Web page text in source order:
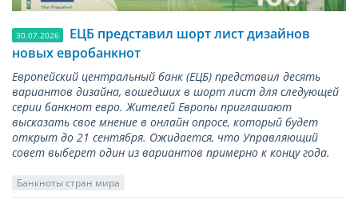
30.07.2026
ЕЦБ представил шорт лист дизайнов
новых евробанкнот
Европейский центральный банк (ЕЦБ) представил десять
вариантов дизайна, вошедших в шорт лист для следующей
серии банкнот евро. Жителей Европы приглашают
высказать свое мнение в онлайн опросе, который будет
открыт до 21 сентября. Ожидается, что Управляющий
совет выберет один из вариантов примерно к концу года.
Банкноты стран мира